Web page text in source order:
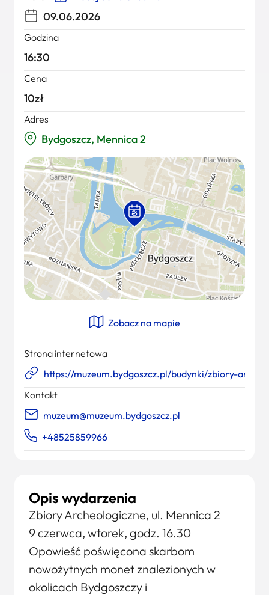
Opis wydarzenia
Zbiory Archeologiczne, ul. Mennica 2
9 czerwca, wtorek, godz. 16.30
Opowieść poświęcona skarbom
nowożytnych monet znalezionych w
okolicach Bydgoszczy i
09.06.2026
Godzina
16:30
Cena
10zł
Adres
Bydgoszcz, Mennica 2
Zobacz na mapie
Strona internetowa
https://muzeum.bydgoszcz.pl/budynki/zbiory-
Kontakt
muzeum@muzeum.bydgoszcz.pl
+48525859966